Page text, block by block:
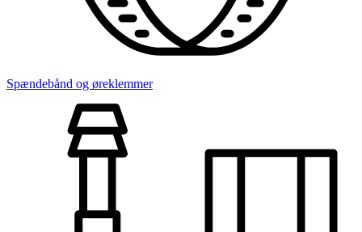
Spændebånd og øreklemmer